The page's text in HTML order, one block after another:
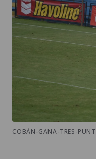
COBÁN-GANA-TRES-